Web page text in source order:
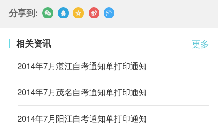
分享到:
更多
相关资讯
2014年7月湛江自考通知单打印通知
2014年7月茂名自考通知单打印通知
2014年7月阳江自考通知单打印通知